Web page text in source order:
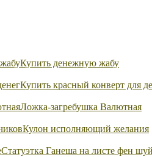
Купить денежную жабу
Купить красный конверт для
Ложка-загребушка Валютная
Кулон исполняющий желания
Статуэтка Ганеша на листе фен шуй